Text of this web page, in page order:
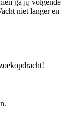
ga jij volgende
niet langer en